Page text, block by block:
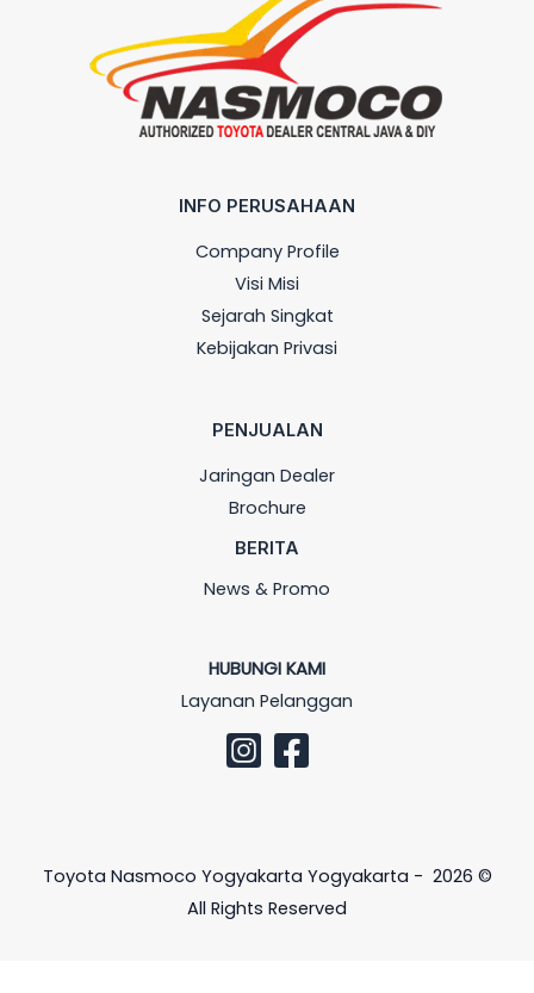
INFO PERUSAHAAN
Company Profile
Visi Misi
Sejarah Singkat
Kebijakan Privasi
PENJUALAN
Jaringan Dealer
Brochure
BERITA
News & Promo
HUBUNGI KAMI
Layanan Pelanggan
Toyota Nasmoco Yogyakarta Yogyakarta - 2026 ©
All Rights Reserved